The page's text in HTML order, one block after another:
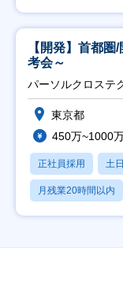
【開発】首都
考会～
パーソルクロステ
東京都
450万~1000
正社員採用 土
月残業20時間以内